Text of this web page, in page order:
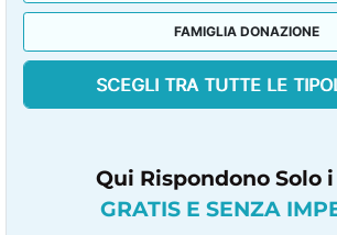
FAMIGLIA DONAZIONE
Qui Rispondono Solo
GRATIS E SENZA